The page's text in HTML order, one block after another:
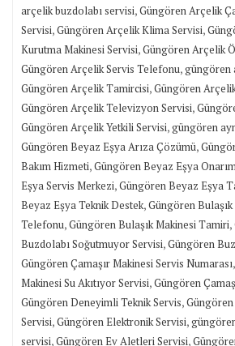
arçelik buzdolabı servisi,Güngören Arçelik
Servisi,Güngören Arçelik Klima Servisi,
Kurutma Makinesi Servisi,Güngören Arçelik
Güngören Arçelik Servis Telefonu,güngören
Güngören Arçelik Tamircisi,Güngören
Güngören Arçelik Televizyon Servisi,
Güngören Arçelik Yetkili Servisi,güngören
Güngören Beyaz Eşya Arıza Çözümü,
Bakım Hizmeti,Güngören Beyaz Eşya
Eşya Servis Merkezi,Güngören Beyaz Eşya
Beyaz Eşya Teknik Destek,Güngören
Telefonu,Güngören Bulaşık Makinesi Tamiri,
Buzdolabı Soğutmuyor Servisi,Güngören
Güngören Çamaşır Makinesi Servis Numarası,
Makinesi Su Akıtıyor Servisi,Güngören
Güngören Deneyimli Teknik Servis,
Servisi,Güngören Elektronik Servisi,
servisi,Güngören Ev Aletleri Servisi,